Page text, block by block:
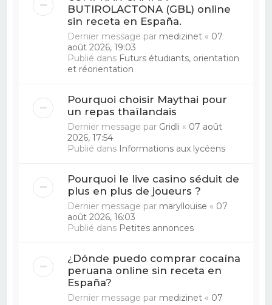
BUTIROLACTONA (GBL) online
sin receta en España.
Dernier message par medizinet « 07
août 2026, 19:03
Publié dans Futurs étudiants, orientation
et réorientation
Pourquoi choisir Maythai pour
un repas thaïlandais
Dernier message par Gridli « 07 août
2026, 17:54
Publié dans Informations aux lycéens
Pourquoi le live casino séduit de
plus en plus de joueurs ?
Dernier message par maryllouise « 07
août 2026, 16:03
Publié dans Petites annonces
¿Dónde puedo comprar cocaína
peruana online sin receta en
España?
Dernier message par medizinet « 07